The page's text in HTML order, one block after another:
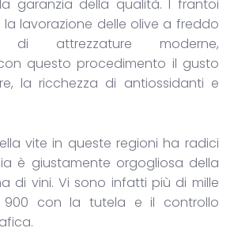
garanzia della qualità. I frantoi
lavorazione delle olive a freddo
di attrezzature moderne,
questo procedimento il gusto
la ricchezza di antiossidanti e
vite in queste regioni ha radici
è giustamente orgogliosa della
di vini. Vi sono infatti più di mille
900 con la tutela e il controllo